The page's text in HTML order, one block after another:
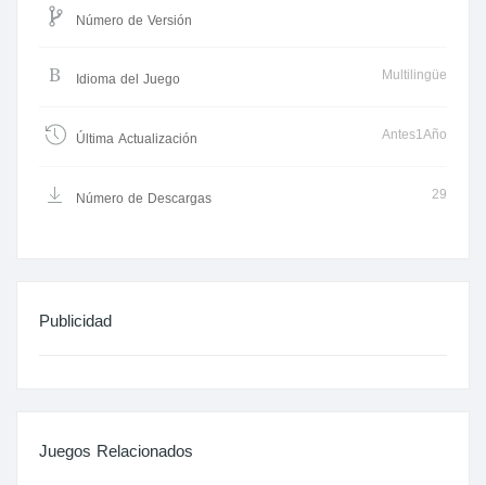
Número de Versión
Idioma del Juego Multilingüe
Última Actualización Antes1Año
Número de Descargas 29
Publicidad
Juegos Relacionados